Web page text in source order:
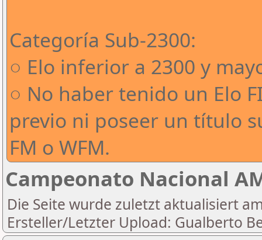
Categoría Sub-2300:
○ Elo inferior a 2300 y
○ No haber tenido un Elo
previo ni poseer un título
FM o WFM.
Campeonato Nacional
Die Seite wurde zuletzt aktualisiert
Ersteller/Letzter Upload: Gualberto